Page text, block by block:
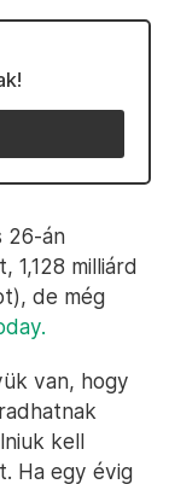
26-án
1,128 milliárd
de még
van, hogy
kell
Ha egy évig